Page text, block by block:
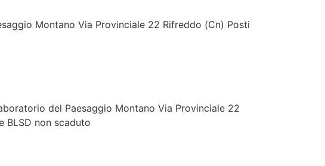
Montano Via Provinciale 22 Rifreddo (Cn) Posti
del Paesaggio Montano Via Provinciale 22
non scaduto